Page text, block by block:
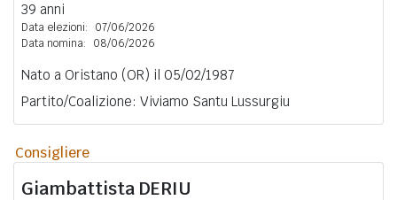
39 anni
Data elezioni:
07/06/2026
Data nomina:
08/06/2026
Nato a Oristano (OR) il 05/02/1987
Partito/Coalizione: Viviamo Santu Lussurgiu
Consigliere
Giambattista DERIU